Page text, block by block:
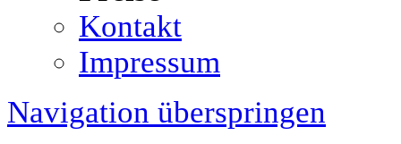
Kontakt
Impressum
Navigation überspringen